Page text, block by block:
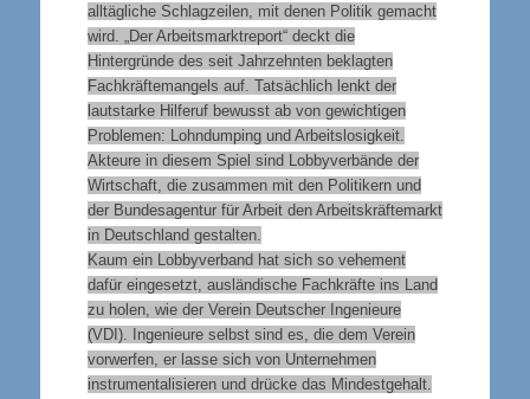
alltägliche Schlagzeilen, mit denen Politik gemacht
wird. „Der Arbeitsmarktreport“ deckt die
Hintergründe des seit Jahrzehnten beklagten
Fachkräftemangels auf. Tatsächlich lenkt der
lautstarke Hilferuf bewusst ab von gewichtigen
Problemen: Lohndumping und Arbeitslosigkeit.
Akteure in diesem Spiel sind Lobbyverbände der
Wirtschaft, die zusammen mit den Politikern und
der Bundesagentur für Arbeit den Arbeitskräftemarkt
in Deutschland gestalten.
Kaum ein Lobbyverband hat sich so vehement
dafür eingesetzt, ausländische Fachkräfte ins Land
zu holen, wie der Verein Deutscher Ingenieure
(VDI). Ingenieure selbst sind es, die dem Verein
vorwerfen, er lasse sich von Unternehmen
instrumentalisieren und drücke das Mindestgehalt.